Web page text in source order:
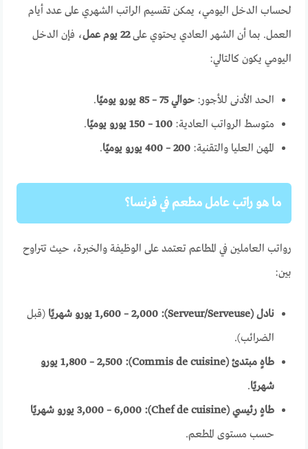
لحساب الدخل اليومي، يمكن تقسيم الراتب الشهري على عدد أيام
العمل. بما أن الشهر العادي يحتوي على22 يوم عمل
، فإن الدخل
اليومي يكون كالتالي:
الحد الأدنى للأجور:حوالي 75 – 85 يورو يوميًا
.
متوسط الرواتب العادية:100 – 150 يورو يوميًا
.
المهن العليا والتقنية:200 – 400 يورو يوميًا .
ما هو راتب عامل مطعم في فرنسا؟
رواتب العاملين في المطاعم تعتمد على الوظيفة والخبرة، حيث تتراوح
بين:
نادل (Serveur/Serveuse): 1,600 – 2,000 يورو شهريًا
(قبل
الضرائب).
طاهٍ مبتدئ (Commis de cuisine):
1,800 – 2,500 يورو
شهريًا.
طاهٍ رئيسي (Chef de cuisine):
3,000 – 6,000 يورو شهريًا
حسب مستوى المطعم.